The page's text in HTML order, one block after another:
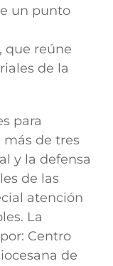
un punto
, que reúne
de la
para
más de tres
y la defensa
de las
atención
La
Centro
de